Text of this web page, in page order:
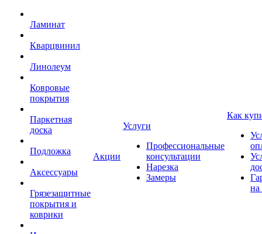
Ламинат
Кварцвинил
Линолеум
Ковровые
покрытия
Паркетная
доска
Подложка
Аксессуары
Грязезащитные
покрытия и
коврики
Акции
Услуги
Профессиональные
консультации
Нарезка
Замеры
Как
на